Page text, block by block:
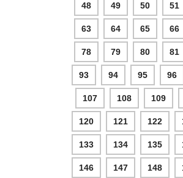
48 49 50 51
63 64 65 66
78 79 80 81
93 94 95 96
107 108 109
120 121 122
133 134 135
146 147 148